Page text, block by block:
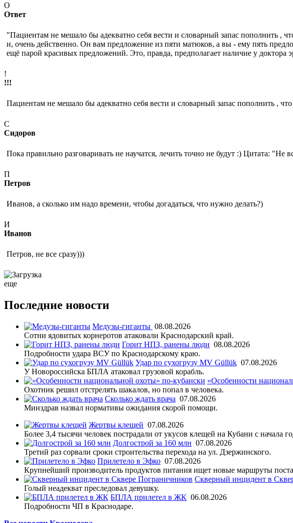
О
Ответ
"Пациентам не мешало бы адекватно себя вести и словарный запас пополнить ,
и, очень действенно. Он вам предложение из пяти матюков, а вы - ему пять
ещё парой красивых предложений. Это, правда, предполагает наличие у доктора
!
!!!
Пациентам не мешало бы адекватно себя вести и словарный запас пополнить ,
С
Сидоров
Пока правильно разговаривать не научатся, лечить точно не будут :) Цитата: "Не
П
Петров
Иванов, а сколько им надо времени, чтобы догадаться, что нужно делать?)
И
Иванов
Петров, не все сразу)))
еще
Последние новости
Медузы-гиганты 08.08.2026
Сотни ядовитых корнеротов атаковали Краснодарский край.
Горит НПЗ, ранены люди 08.08.2026
Подробности удара ВСУ по Краснодарскому краю.
Удар по сухогрузу MV Güllük 07.08.2026
У Новороссийска БПЛА атаковал грузовой корабль.
«Особенности
Охотник решил отстрелять шакалов, но попал в человека.
Сколько ждать врача 07.08.2026
Минздрав назвал нормативы ожидания скорой помощи.
Жертвы клещей 07.08.2026
Более 3,4 тысячи человек пострадали от укусов клещей на Кубани с начала
Долгострой за 160 млн 07.08.2026
Третий раз сорвали сроки строительства перехода на ул. Дзержинского.
Прилетело в Эфко 07.08.2026
Крупнейший производитель продуктов питания ищет новые маршруты
Скверный инцидент в
Голый неадекват преследовал девушку.
БПЛА прилетел в ЖК 06.08.2026
Подробности ЧП в Краснодаре.